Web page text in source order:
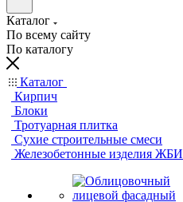
Каталог
По всему сайту
По каталогу
Каталог
Кирпич
Блоки
Тротуарная плитка
Сухие строительные смеси
Железобетонные изделия ЖБИ